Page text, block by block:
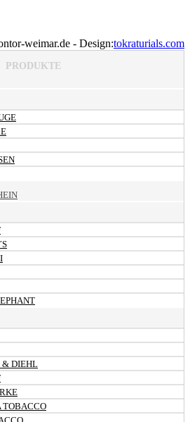
weimar.de - Design:tokraturials.com
PRODUKTE
& DIEHL
TOBACCO